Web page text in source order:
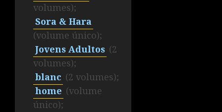
volumes);
Sora & Hara
(volume único);
Jovens Adultos (2
volumes);
blanc (2 volumes);
home (volume
único);